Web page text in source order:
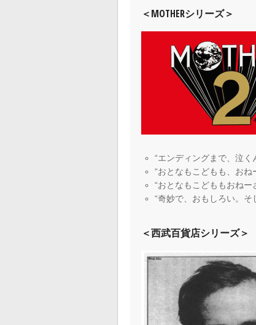
＜MOTHERシリーズ＞
“エンディングまで、泣
“おとなもこどもも、おね
“おとなもこどももおね
“奇妙で、おもしろい。
＜西武百貨店シリーズ＞